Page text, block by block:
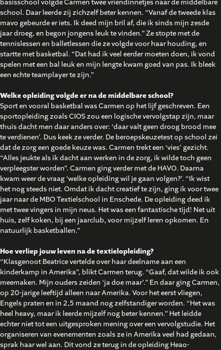
basisschool volgde Carmen twee vriendinnetjes naar de middelbare
school. Daar leerde zij zichzelf beter kennen. “Vanaf de tweede klas
mavo gebeurde er iets. Ik deed mijn bril af, die ik sinds mijn zesde
jaar droeg, en begon jongens leuk te vinden.” Ze stopte met de
tennislessen en balletlessen die ze volgde voor haar houding, en
startte met basketbal. “Dat had ik veel eerder moeten doen, ik vond
spelen met een bal leuk en mijn lengte kwam goed van pas. Ik bleek
een echte teamplayer te zijn.”
Welke opleiding volgde er na de middelbare school?
Sport en vooral basketbal was Carmen op het lijf geschreven. Een
sportopleiding zoals CIOS zou een logische vervolgstap zijn, maar
thuis dacht men daar anders over: ‘daar valt geen droog brood mee
te verdienen’. Dus keek ze verder. De beroepskeuzetest op school zei
dat de zorg een goede keuze was. Carmen trekt een ‘vies’ gezicht.
“Alles jeukte als ik dacht aan werken in de zorg, ik wilde toch geen
verpleegster worden”. Carmen ging verder met de HAVO. Daarna
kwam weer de vraag ‘welke opleiding wil je gaan volgen?’. “Ik wist
het nog steeds niet. Omdat ik dacht creatief te zijn, ging ik voor twee
jaar naar de MBO Textielschool in Enschede. De opleiding deed ik
met twee vingers in mijn neus. Het was een fantastische tijd! Net uit
huis, zelf koken, bij een jaarclub, voor mijzelf leren opkomen. En
natuurlijk basketballen.”
Hoe verliep jouw leven na de textielopleiding?
“Klasgenoot Beatrice vertelde over haar deelname aan een
kinderkamp in Amerika”, blikt Carmen terug. “Gaaf, dat wilde ik ook
meemaken. Mijn ouders zeiden ‘ja doe maar’.” En daar ging Carmen,
op 20-jarige leeftijd alleen naar Amerika. Voor het eerst vliegen,
Engels praten en in 2,5 maand nog zelfstandiger worden. “Het was
heel heavy, maar ik leerde mijzelf nog beter kennen.” Het leidde
echter niet tot een uitgesproken mening over een vervolgstudie. Het
organiseren van evenementen zoals ze in Amerika veel had gedaan,
sprak haar wel aan. Dit vond ze terug in de opleiding Heao-